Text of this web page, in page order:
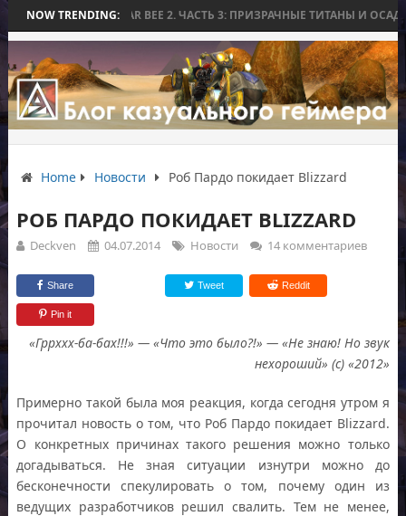
NOW TRENDING:
WORLD WAR BEE 2. ЧАСТЬ 3: ПРИЗРАЧНЫЕ ТИТАНЫ И ОСАДА НА
Home Новости Роб Пардо покидает Blizzard
РОБ ПАРДО ПОКИДАЕТ BLIZZARD
Deckven 04.07.2014 Новости 14 комментариев
Share Tweet Reddit
Pin it
«Гррххх-ба-бах!!!» — «Что это было?!» — «Не знаю! Но звук
нехороший» (с) «2012»
Примерно такой была моя реакция, когда сегодня утром я
прочитал новость о том, что Роб Пардо покидает Blizzard.
О конкретных причинах такого решения можно только
догадываться. Не зная ситуации изнутри можно до
бесконечности спекулировать о том, почему один из
ведущих разработчиков решил свалить. Тем не менее,